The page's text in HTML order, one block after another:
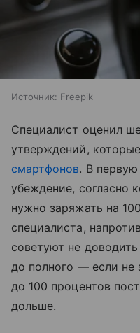
Источник: Freepik
Специалист оценил
утверждений,
смартфонов. В
убеждение, согласно
нужно заряжать на
специалиста,
советуют не
до полного — если не
до 100 процентов
дольше.